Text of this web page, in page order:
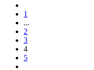
1
...
2
3
4
5